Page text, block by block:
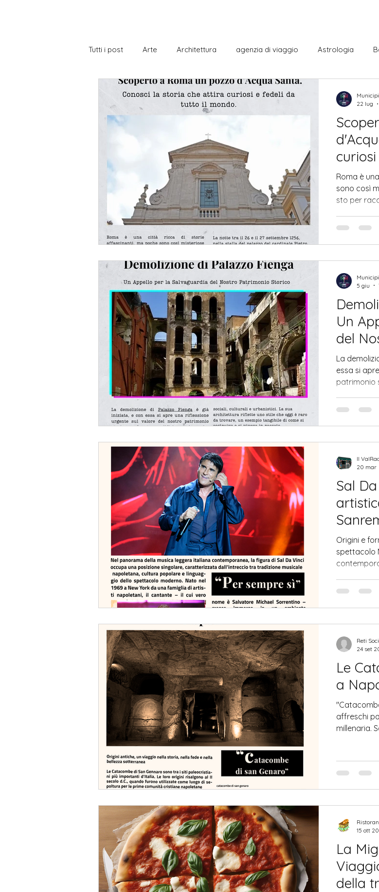
Tutti i post Arte Architettura agenzia di viaggio Astrologia
Biblioteca Borse di Studio Cabaret
Cittadinanza italiana Dante
Gastronomia Gramatica La città Letteratura
Notizie a livelli Notizie con esercizi Notizie dal mondo
Roma è
sono così
sto per
cosa è
miracolo.
22 lug
Un
del
La
essa si
patrimonio
nostra
non è solo
vogliamo
Fienga no
5 giu
Sal
Origini e
spettacolo
tradizione
New York
cantante –
Il
20 mar
Le
a
affreschi
millenaria.
Reti
24 set
La
della
15 ott